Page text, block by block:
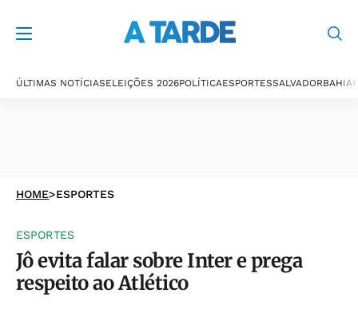
ÚLTIMAS NOTÍCIASELEIÇÕES 2026POLÍTICAESPORTESSALVADORBAHIA
HOME>ESPORTES
ESPORTES
Jô evita falar sobre Inter e prega
respeito ao Atlético